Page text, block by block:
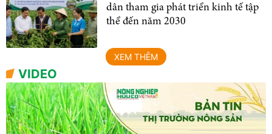
dân tham gia phát triển kinh tế tập
thể đến năm 2030
XEM THÊM
VIDEO